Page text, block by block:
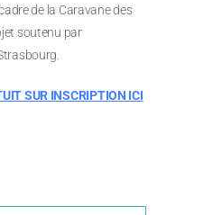
de la Caravane des
soutenu par
SUR INSCRIPTION ICI